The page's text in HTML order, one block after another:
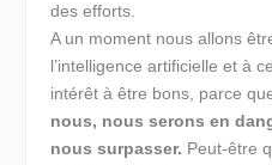
des efforts.
A un moment nous allons
l’intelligence artificielle et à
intérêt à être bons, parce
nous, nous serons en
nous surpasser. Peut-être